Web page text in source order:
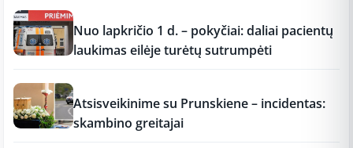
Nuo lapkričio 1 d. – pokyčiai: daliai pacientų
laukimas eilėje turėtų sutrumpėti
Atsisveikinime su Prunskiene – incidentas:
skambino greitajai